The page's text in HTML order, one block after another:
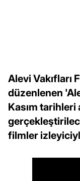
Alevi Vakıfları
düzenlenen
Kasım tarihleri
filmler